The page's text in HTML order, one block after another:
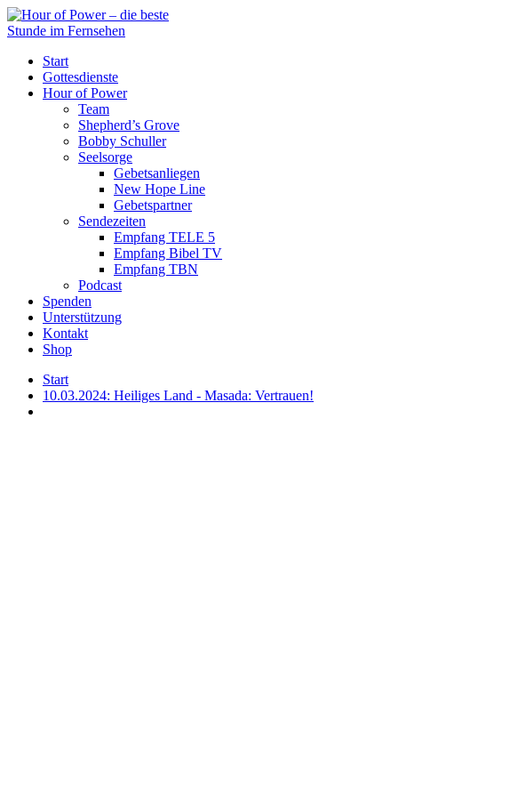
Start
Gottesdienste
Hour of Power
Team
Shepherd’s Grove
Bobby Schuller
Seelsorge
Gebetsanliegen
New Hope Line
Gebetspartner
Sendezeiten
Empfang TELE 5
Empfang Bibel TV
Empfang TBN
Podcast
Spenden
Unterstützung
Kontakt
Shop
Start
10.03.2024: Heiliges Land - Masada: Vertrauen!